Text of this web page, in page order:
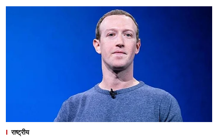
राष्ट्रीय